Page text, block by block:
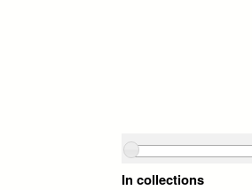
In collections